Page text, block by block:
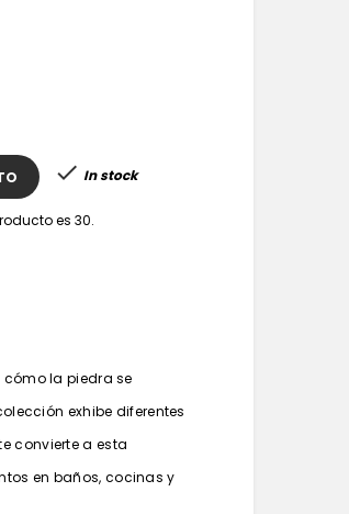
 In stock
es 30.
cómo la piedra se
exhibe diferentes
convierte a esta
en baños, cocinas y